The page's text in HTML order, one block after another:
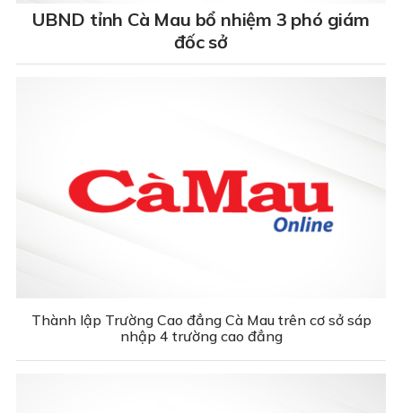
UBND tỉnh Cà Mau bổ nhiệm 3 phó giám
đốc sở
Thành lập Trường Cao đẳng Cà Mau trên cơ sở sáp
nhập 4 trường cao đẳng